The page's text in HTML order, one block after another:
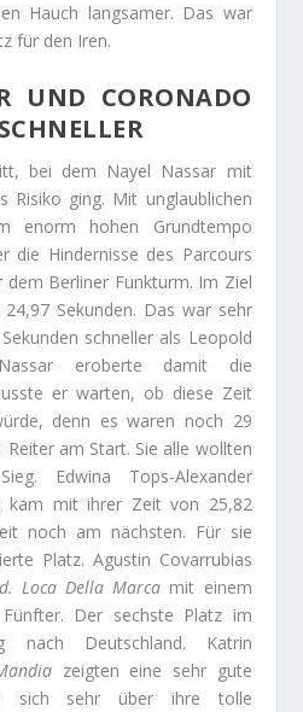
Hauch langsamer. Das war
für den Iren.
UND CORONADO
bei dem Nayel Nassar mit
Risiko ging. Mit unglaublichen
enorm hohen Grundtempo
die Hindernisse des Parcours
Berliner Funkturm. Im Ziel
Sekunden. Das war sehr
schneller als Leopold
eroberte damit die
er warten, ob diese Zeit
denn es waren noch 29
am Start. Sie alle wollten
Edwina Tops-Alexander
kam mit ihrer Zeit von 25,82
noch am nächsten. Für sie
Platz. Agustin Covarrubias
Loca Della Marca mit einem
Der sechste Platz im
nach Deutschland. Katrin
zeigten eine sehr gute
sich sehr über ihre tolle